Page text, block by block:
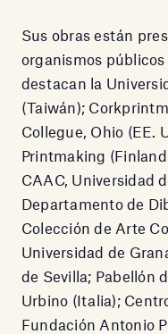
Sus obras están
organismos
destacan la
(Taiwán);
Collegue, Ohio (EE.
Printmaking
CAAC, Universidad
Departamento de
Colección de Arte
Universidad de
de Sevilla; Pabellón
Urbino (Italia);
Fundación Antonio